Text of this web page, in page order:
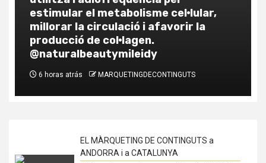
CATALUNYA
Comparatif fiscal : investir dans la
pierre en Andorre vs France vs
Espagne
1 semana atrás MARQUETINGDECONTINGUTS
EL MÀRQUETING DE CONTINGUTS a
ANDORRA i a CATALUNYA